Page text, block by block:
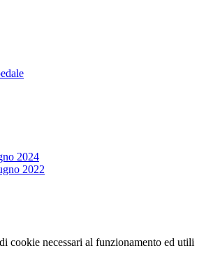
2024
2022
cookie necessari al funzionamento ed